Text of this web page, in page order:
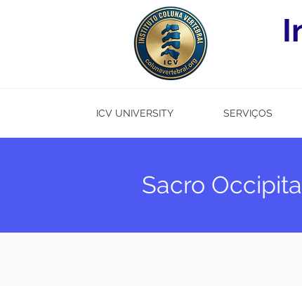
ICV UNIVERSITY SERVIÇOS
Sacro